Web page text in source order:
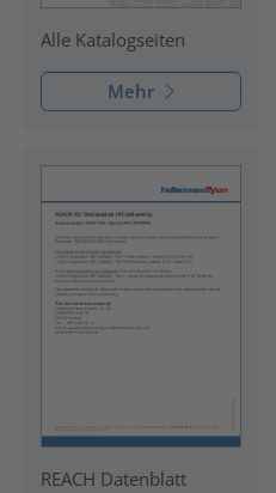
Alle Katalogseiten
Mehr
REACH Datenblatt